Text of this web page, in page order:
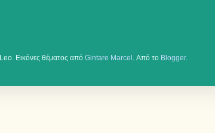
Leo. Εικόνες θέματος από Gintare Marcel . Από το Blogger.